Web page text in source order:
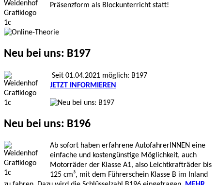
Präsenzform als Blockunterricht statt!
Neu bei uns: B197
Seit 01.04.2021 möglich: B197
JETZT INFORMIEREN
Neu bei uns: B196
Ab sofort haben erfahrene AutofahrerINNEN eine
einfache und kostengünstige Möglichkeit, auch
Motorräder der Klasse A1, also Leichtkrafträder bis
125 cm³, mit dem Führerschein Klasse B im Inland